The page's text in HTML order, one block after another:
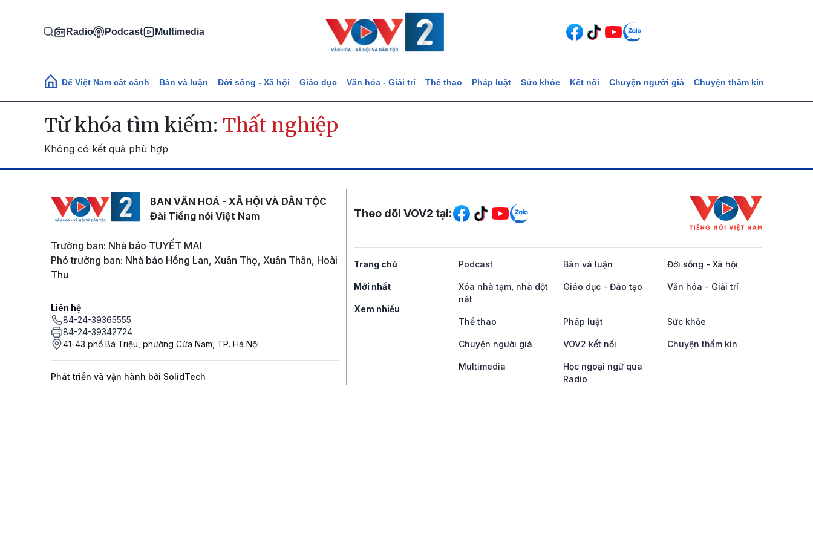
Radio Podcast Multimedia
Main navigation
Để Việt Nam cất cánh Bàn và luận Đời sống - Xã hội Giáo dục Văn hóa - Giải trí Thể thao Pháp luật Sức khỏe Kết nối Chuyện người già Chuyện thầm kín
Từ khóa tìm kiếm: Thất nghiệp
Không có kết quả phù hợp
BAN VĂN HOÁ - XÃ HỘI VÀ DÂN TỘC
Đài Tiếng nói Việt Nam
Trưởng ban: Nhà báo TUYẾT MAI
Phó trưởng ban: Nhà báo Hồng Lan, Xuân Thọ, Xuân Thân, Hoài
Thu
Liên hệ
84-24-39365555
84-24-39342724
41-43 phố Bà Triệu, phường Cửa Nam, TP. Hà Nội
Phát triển và vận hành bởi SolidTech
Mạng xã hội
Theo dõi VOV2 tại:
Trang chủ
Mới nhất
Xem nhiều
Podcast Bàn và luận Đời sống - Xã hội
Xóa nhà tạm, nhà dột
nát
Giáo dục - Đào tạo Văn hóa - Giải trí
Thể thao Pháp luật Sức khỏe
Chuyện người già VOV2 kết nối Chuyện thầm kín
Multimedia
Học ngoại ngữ qua
Radio